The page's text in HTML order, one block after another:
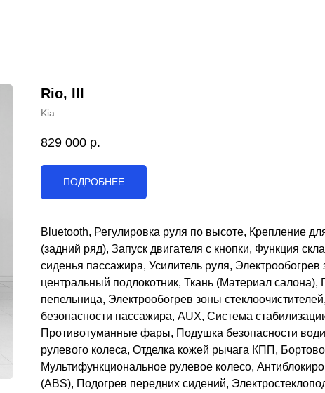
Rio, III
Kia
829 000 р.
ПОДРОБНЕЕ
Bluetooth, Регулировка руля по высоте, Крепление
(задний ряд), Запуск двигателя с кнопки, Функция
сиденья пассажира, Усилитель руля,
центральный подлокотник, Ткань (Материал салона),
пепельница, Электрообогрев зоны
безопасности пассажира, AUX, Система
Противотуманные фары, Подушка безопасности
рулевого колеса, Отделка кожей рычага КПП,
Мультифункциональное рулевое колесо,
(ABS), Подогрев передних сидений,